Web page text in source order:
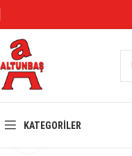
KATEGORILER